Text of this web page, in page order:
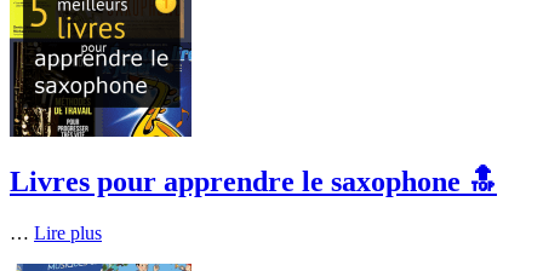
Livres pour apprendre le saxophone 🔝
… Lire plus